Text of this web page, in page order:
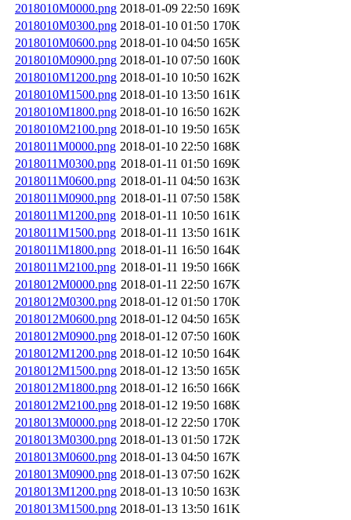
2018010M0000.png 2018-01-09 22:50 169K
2018010M0300.png 2018-01-10 01:50 170K
2018010M0600.png 2018-01-10 04:50 165K
2018010M0900.png 2018-01-10 07:50 160K
2018010M1200.png 2018-01-10 10:50 162K
2018010M1500.png 2018-01-10 13:50 161K
2018010M1800.png 2018-01-10 16:50 162K
2018010M2100.png 2018-01-10 19:50 165K
2018011M0000.png 2018-01-10 22:50 168K
2018011M0300.png 2018-01-11 01:50 169K
2018011M0600.png 2018-01-11 04:50 163K
2018011M0900.png 2018-01-11 07:50 158K
2018011M1200.png 2018-01-11 10:50 161K
2018011M1500.png 2018-01-11 13:50 161K
2018011M1800.png 2018-01-11 16:50 164K
2018011M2100.png 2018-01-11 19:50 166K
2018012M0000.png 2018-01-11 22:50 167K
2018012M0300.png 2018-01-12 01:50 170K
2018012M0600.png 2018-01-12 04:50 165K
2018012M0900.png 2018-01-12 07:50 160K
2018012M1200.png 2018-01-12 10:50 164K
2018012M1500.png 2018-01-12 13:50 165K
2018012M1800.png 2018-01-12 16:50 166K
2018012M2100.png 2018-01-12 19:50 168K
2018013M0000.png 2018-01-12 22:50 170K
2018013M0300.png 2018-01-13 01:50 172K
2018013M0600.png 2018-01-13 04:50 167K
2018013M0900.png 2018-01-13 07:50 162K
2018013M1200.png 2018-01-13 10:50 163K
2018013M1500.png 2018-01-13 13:50 161K